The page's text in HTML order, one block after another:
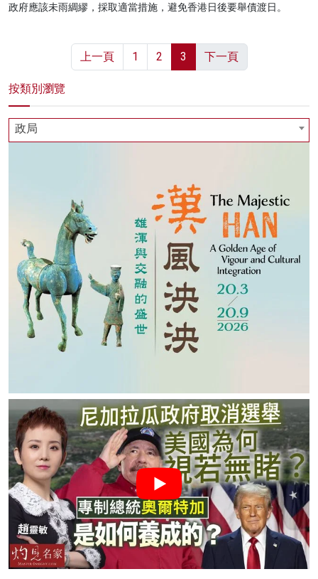
政府應該未雨綢繆，採取適當措施，避免香港日後要舉債渡日。
上一頁 1 2 3 下一頁
按類別瀏覽
政局